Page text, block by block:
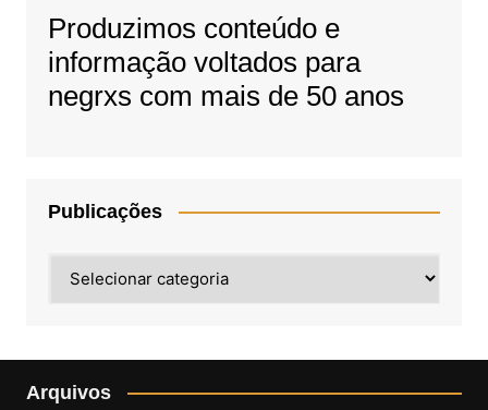
Produzimos conteúdo e
informação voltados para
negrxs com mais de 50 anos
Publicações
Arquivos